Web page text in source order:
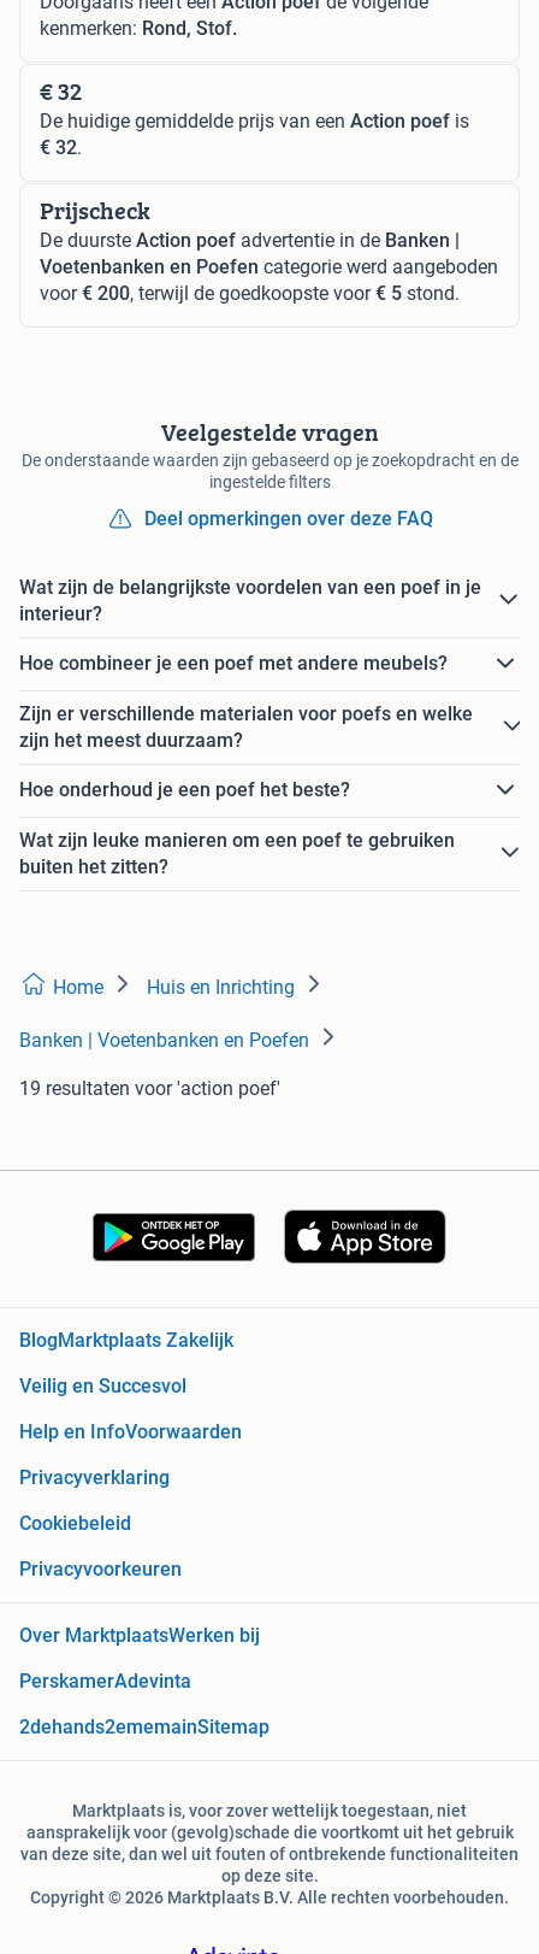
kenmerken: Rond, Stof.
€ 32
De huidige gemiddelde prijs van een Action poef is
€ 32.
Prijscheck
De duurste Action poef advertentie in de Banken |
Voetenbanken en Poefen categorie werd aangeboden
voor€ 200, terwijl de goedkoopste voor€ 5 stond.
Veelgestelde vragen
De onderstaande waarden zijn gebaseerd op je zoekopdracht en de
ingestelde filters
Deel opmerkingen over deze FAQ
Wat zijn de belangrijkste voordelen van een poef in je
interieur?
Hoe combineer je een poef met andere meubels?
Zijn er verschillende materialen voor poefs en welke
zijn het meest duurzaam?
Hoe onderhoud je een poef het beste?
Wat zijn leuke manieren om een poef te gebruiken
buiten het zitten?
Home Huis en Inrichting
Banken | Voetenbanken en Poefen
19 resultaten voor 'action poef'
BlogMarktplaats Zakelijk
Veilig en Succesvol
Help en InfoVoorwaarden
Privacyverklaring
Cookiebeleid
Privacyvoorkeuren
Over MarktplaatsWerken bij
PerskamerAdevinta
2dehands2ememainSitemap
Marktplaats is, voor zover wettelijk toegestaan, niet
aansprakelijk voor (gevolg)schade die voortkomt uit het gebruik
van deze site, dan wel uit fouten of ontbrekende functionaliteiten
op deze site.
Copyright © 2026 Marktplaats B.V. Alle rechten voorbehouden.